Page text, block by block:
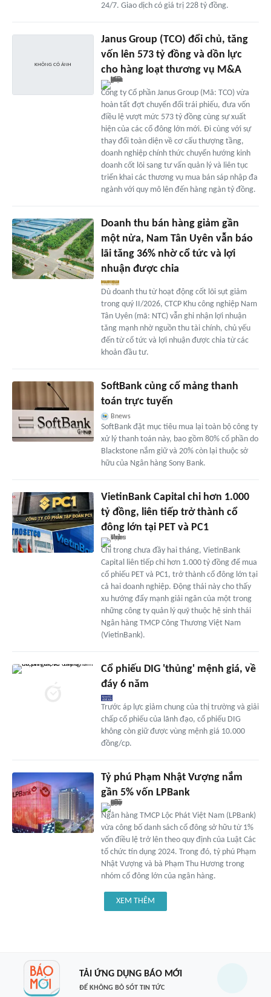
24/7. Giao dịch có giá trị 228 tỷ đồng.
Janus Group (TCO) đổi chủ, tăng
vốn lên 573 tỷ đồng và dồn lực
cho hàng loạt thương vụ M&A
Công ty Cổ phần Janus Group (Mã: TCO) vừa
hoàn tất đợt chuyển đổi trái phiếu, đưa vốn
điều lệ vượt mức 573 tỷ đồng cùng sự xuất
hiện của các cổ đông lớn mới. Đi cùng với sự
thay đổi toàn diện về cơ cấu thượng tầng,
doanh nghiệp chính thức chuyển hướng kinh
doanh cốt lõi sang tư vấn quản lý và liên tục
triển khai các thương vụ mua bán sáp nhập đa
ngành với quy mô lên đến hàng ngàn tỷ đồng.
Doanh thu bán hàng giảm gần
một nửa, Nam Tân Uyên vẫn báo
lãi tăng 36% nhờ cổ tức và lợi
nhuận được chia
Dù doanh thu từ hoạt động cốt lõi sụt giảm
trong quý II/2026, CTCP Khu công nghiệp Nam
Tân Uyên (mã: NTC) vẫn ghi nhận lợi nhuận
tăng mạnh nhờ nguồn thu tài chính, chủ yếu
đến từ cổ tức và lợi nhuận được chia từ các
khoản đầu tư.
SoftBank củng cố mảng thanh
toán trực tuyến
Bnews
SoftBank đặt mục tiêu mua lại toàn bộ công ty
xử lý thanh toán này, bao gồm 80% cổ phần do
Blackstone nắm giữ và 20% còn lại thuộc sở
hữu của Ngân hàng Sony Bank.
VietinBank Capital chi hơn 1.000
tỷ đồng, liên tiếp trở thành cổ
đông lớn tại PET và PC1
Chỉ trong chưa đầy hai tháng, VietinBank
Capital liên tiếp chi hơn 1.000 tỷ đồng để mua
cổ phiếu PET và PC1, trở thành cổ đông lớn tại
cả hai doanh nghiệp. Động thái này cho thấy
xu hướng đẩy mạnh giải ngân của một trong
những công ty quản lý quỹ thuộc hệ sinh thái
Ngân hàng TMCP Công Thương Việt Nam
(VietinBank).
Cổ phiếu DIG 'thủng' mệnh giá, về
đáy 6 năm
Trước áp lực giảm chung của thị trường và giải
chấp cổ phiếu của lãnh đạo, cổ phiếu DIG
không còn giữ được vùng mệnh giá 10.000
đồng/cp.
Tỷ phú Phạm Nhật Vượng nắm
gần 5% vốn LPBank
Ngân hàng TMCP Lộc Phát Việt Nam (LPBank)
vừa công bố danh sách cổ đông sở hữu từ 1%
vốn điều lệ trở lên theo quy định của Luật Các
tổ chức tín dụng 2024. Trong đó, tỷ phú Phạm
Nhật Vượng và bà Phạm Thu Hương trong
nhóm cổ đông lớn của ngân hàng.
XEM THÊM
TẢI ỨNG DỤNG BÁO MỚI
ĐỂ KHÔNG BỎ SÓT TIN TỨC